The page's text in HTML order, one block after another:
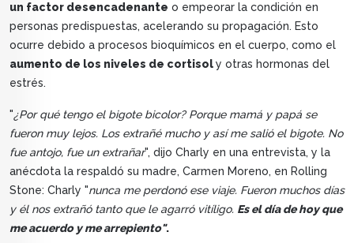
un factor desencadenante o empeorar la condición en
personas predispuestas, acelerando su propagación. Esto
ocurre debido a procesos bioquímicos en el cuerpo, como el
aumento de los niveles de cortisoly otras hormonas del
estrés.
"¿Por qué tengo el bigote bicolor? Porque mamá y papá se
fueron muy lejos. Los extrañé mucho y así me salió el bigote. No
fue antojo, fue un extrañar", dijo Charly en una entrevista, y la
anécdota la respaldó su madre, Carmen Moreno, en Rolling
Stone: Charly "nunca me perdonó ese viaje. Fueron muchos días
y él nos extrañó tanto que le agarró vitíligo. Es el día de hoy que
me acuerdo y me arrepiento".